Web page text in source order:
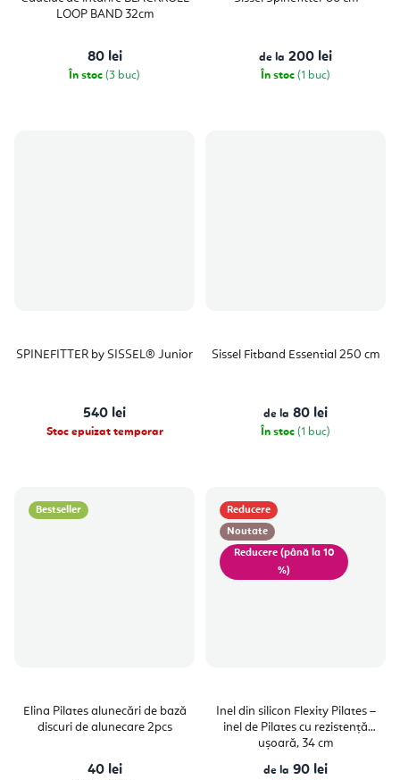
LOOP BAND 32cm
80 lei
În stoc (3 buc)
de la 200 lei
În stoc (1 buc)
SPINEFITTER by SISSEL® Junior
540 lei
Stoc epuizat temporar
Sissel Fitband Essential 250 cm
de la 80 lei
În stoc (1 buc)
Bestseller
Elina Pilates alunecări de bază
discuri de alunecare 2pcs
40 lei
Reducere
Noutate
(până la 10
%)
Inel din silicon Flexity Pilates –
inel de Pilates cu rezistență
ușoară, 34 cm
de la 90 lei